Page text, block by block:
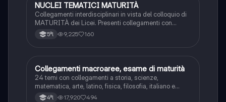
Altro
NUCLEI TEMATICI MATURITÀ
Collegamenti interdisciplinari in vista del colloquio di
MATURITÀ dei Licei. Presenti collegamenti con
scienze umane.
5ªl 9,225 160
Altro
Collegamenti macroaree, esame di maturità
24 temi con collegamenti a storia, scienze,
matematica, arte, latino, fisica, filosofia, italiano e
inglese
4ªl 17,920 494